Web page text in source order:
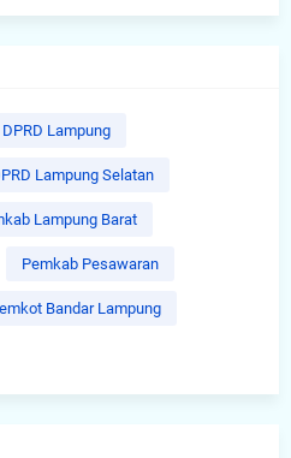
DPRD Lampung
Lampung Selatan
Lampung Barat
Pemkab Pesawaran
Bandar Lampung